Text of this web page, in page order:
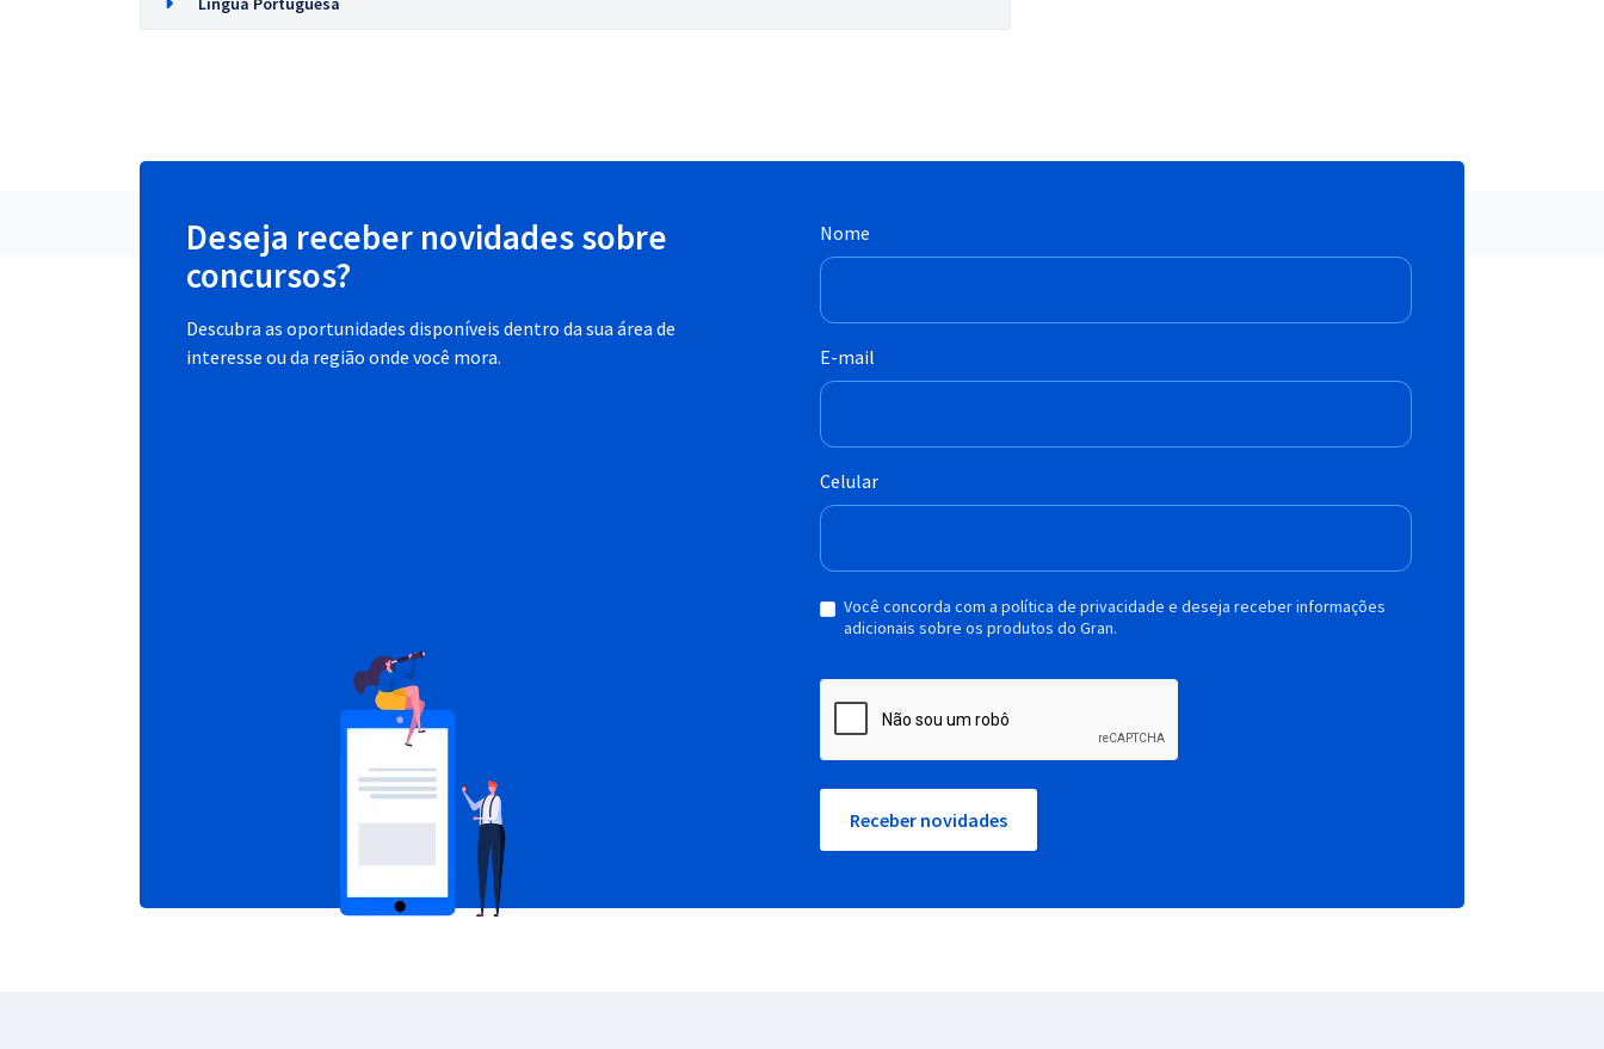
Deseja receber novidades sobre
concursos?
Descubra as oportunidades disponíveis dentro da sua área de
interesse ou da região onde você mora.
Nome
E-mail
Celular
Você concorda com a política de privacidade e deseja receber informações
adicionais sobre os produtos do Gran.
Receber novidades